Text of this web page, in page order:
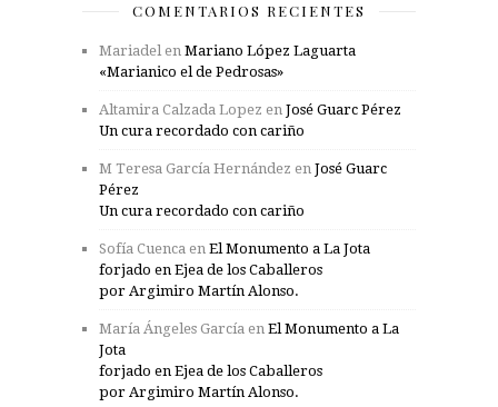
COMENTARIOS RECIENTES
Mariadelen Mariano López Laguarta
«Marianico el de Pedrosas»
Altamira Calzada Lopez en José Guarc Pérez
Un cura recordado con cariño
M Teresa García Hernández en José Guarc
Pérez
Un cura recordado con cariño
Sofía Cuenca en El Monumento a La Jota
forjado en Ejea de los Caballeros
por Argimiro Martín Alonso.
María Ángeles García en El Monumento a La
Jota
forjado en Ejea de los Caballeros
por Argimiro Martín Alonso.